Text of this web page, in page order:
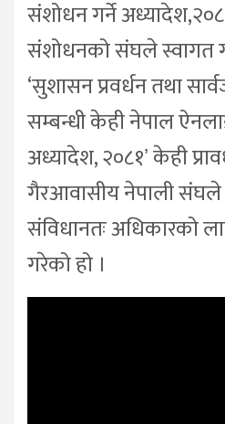
संशोधन गर्ने
संशोधनको संघले स्वागत
‘सुशासन प्रवर्धन तथा
सम्बन्धी केही नेपाल
अध्यादेश, २०८१ʼ केही
गैरआवासीय नेपाली संघले
संविधानतः अधिकारको
गरेको हो ।